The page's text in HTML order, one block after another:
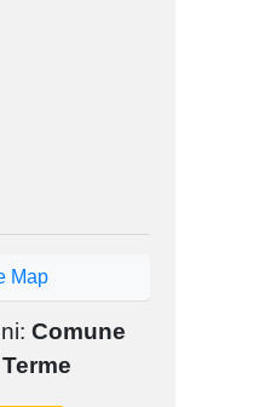
Map
Comune